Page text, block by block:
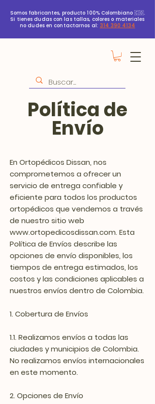
Somos fabricantes, producto 100% Colombiano 🇨🇴.
Si tienes dudas con las tallas, colores o materiales
no dudes en contactarnos al: 314 390 4134
Política de
Envío
En Ortopédicos Dissan, nos
comprometemos a ofrecer un
servicio de entrega confiable y
eficiente para todos los productos
ortopédicos que vendemos a través
de nuestro sitio web
www.ortopedicosdissan.com. Esta
Política de Envíos describe las
opciones de envío disponibles, los
tiempos de entrega estimados, los
costos y las condiciones aplicables a
nuestros envíos dentro de Colombia.
1. Cobertura de Envíos
1.1. Realizamos envíos a todas las
ciudades y municipios de Colombia.
No realizamos envíos internacionales
en este momento.
2. Opciones de Envío